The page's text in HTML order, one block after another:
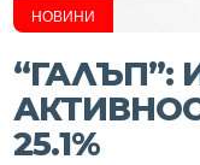
НОВИНИ
“ГАЛЪП”:
25.1%